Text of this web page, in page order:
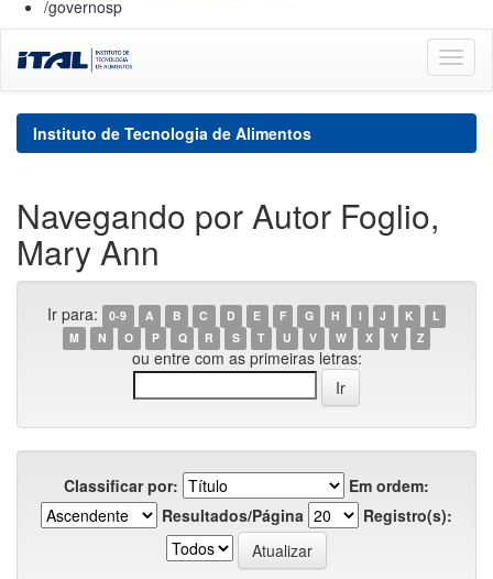
/governosp
navigation
Instituto de Tecnologia de Alimentos
Navegando por Autor Foglio,
Mary Ann
Ir para: 0-9 A B C D E F G H I J K
L
M
N O P Q R S T U V W X Y Z
ou entre com as primeiras letras:
Classificar por:
Em ordem:
Resultados/Página
Registro(s):